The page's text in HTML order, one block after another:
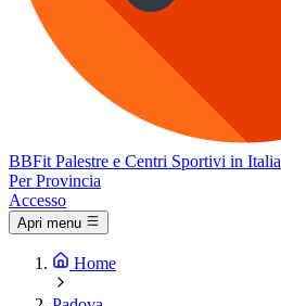
BBFit Palestre e Centri Sportivi in Italia
Per Provincia
Accesso
Apri menu
Home